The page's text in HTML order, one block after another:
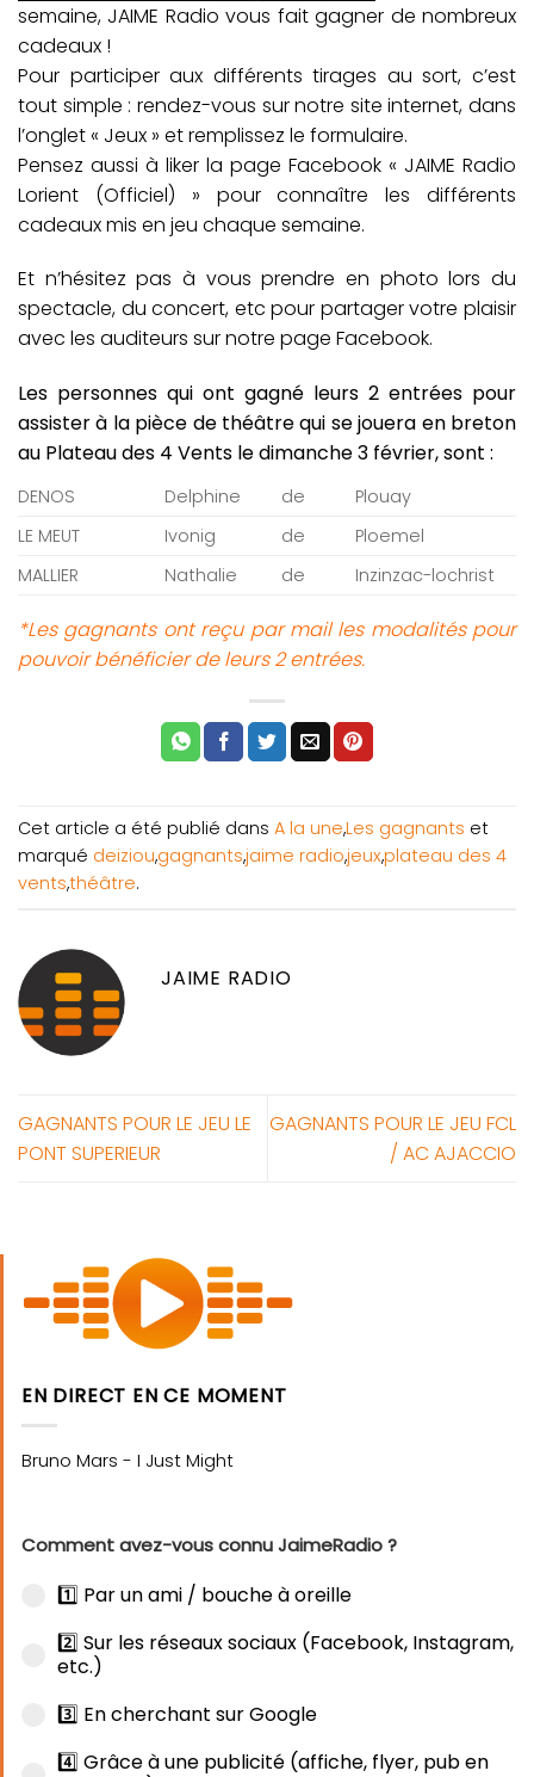
semaine, JAIME Radio vous fait gagner de nombreux
cadeaux !
Pour participer aux différents tirages au sort, c’est
tout simple : rendez-vous sur notre site internet, dans
l’onglet « Jeux » et remplissez le formulaire.
Pensez aussi à liker la page Facebook « JAIME Radio
Lorient (Officiel) » pour connaître les différents
cadeaux mis en jeu chaque semaine.
Et n’hésitez pas à vous prendre en photo lors du
spectacle, du concert, etc pour partager votre plaisir
avec les auditeurs sur notre page Facebook.
Les personnes qui ont gagné leurs 2 entrées pour
assister à la pièce de théâtre qui se jouera en breton
au Plateau des 4 Vents le dimanche 3 février, sont :
DENOS Delphine de
Plouay
LE MEUT
Ivonig de
Ploemel
MALLIER
Nathalie de Inzinzac-lochrist
*Les gagnants ont reçu par mail les modalités pour
pouvoir bénéficier de leurs 2 entrées.
Cet article a été publié dans A la une,Les gagnants et
marqué deiziou,gagnants,jaime radio,jeux,plateau des 4
vents,théâtre.
JAIME RADIO
GAGNANTS POUR LE JEU LE
PONT SUPERIEUR
GAGNANTS POUR LE JEU FCL
/ AC AJACCIO
EN DIRECT EN CE MOMENT
Comment avez-vous connu JaimeRadio ?
1️⃣ Par un ami / bouche à oreille
2️⃣ Sur les réseaux sociaux (Facebook, Instagram,
etc.)
3️⃣ En cherchant sur Google
4️⃣ Grâce à une publicité (affiche, flyer, pub en